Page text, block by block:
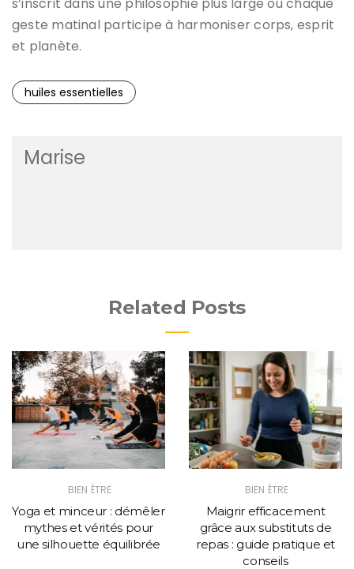
s’inscrit dans une philosophie plus large où chaque
geste matinal participe à harmoniser corps, esprit
et planète.
huiles essentielles
Marise
Related Posts
BIEN ÊTRE
Yoga et minceur : démêler
mythes et vérités pour
une silhouette équilibrée
BIEN ÊTRE
Maigrir efficacement
grâce aux substituts de
repas : guide pratique et
conseils